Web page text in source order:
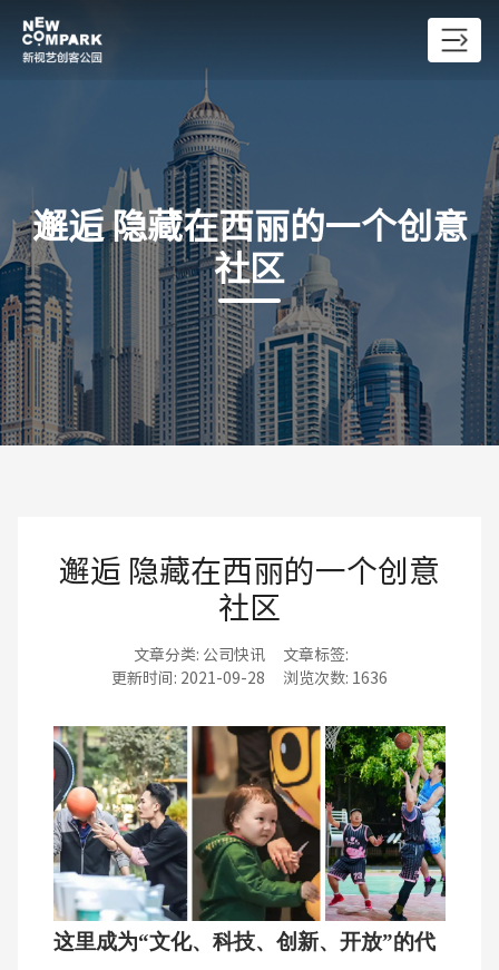
邂逅 隐藏在西丽的一个创意
社区
邂逅 隐藏在西丽的一个创意
社区
文章分类: 公司快讯
文章标签:
更新时间: 2021-09-28 浏览次数: 1636
这里成为“文化、科技、创新、开放”的代